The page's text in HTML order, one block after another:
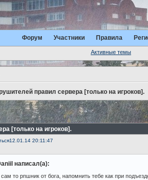
Форум Участники Правила
Активные темы
правил сервера [только на игроков].
[только на игроков].
12.01.14 20:11:47
написал(а):
сам то рпшник от бога, напомнить тебе как при